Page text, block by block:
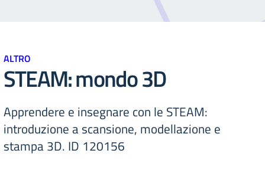
ALTRO
STEAM: mondo 3D
Apprendere e insegnare con le STEAM:
introduzione a scansione, modellazione e
stampa 3D. ID 120156